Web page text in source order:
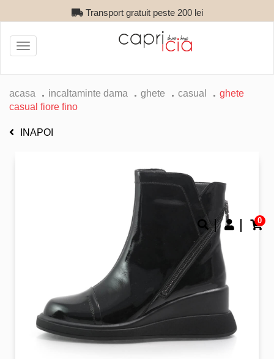
Transport gratuit peste 200 lei
0
Toggle
navigation
acasa incaltaminte dama ghete casual
ghete
casual fiore fino
INAPOI